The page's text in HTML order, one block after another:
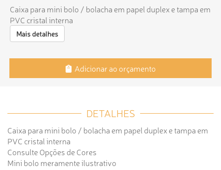
Caixa para mini bolo / bolacha em papel duplex e tampa em
PVC cristal interna
Mais detalhes
Adicionar ao orçamento
DETALHES
Caixa para mini bolo / bolacha em papel duplex e tampa em
PVC cristal interna
Consulte Opções de Cores
Mini bolo meramente ilustrativo